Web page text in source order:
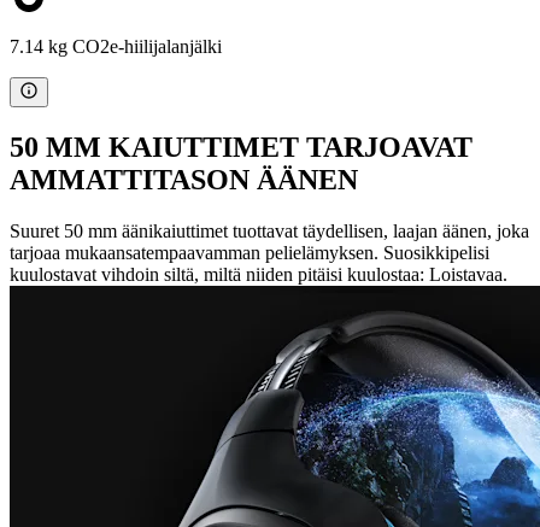
7.14 kg CO2e-hiilijalanjälki
50 MM KAIUTTIMET TARJOAVAT
AMMATTITASON ÄÄNEN
Suuret 50 mm äänikaiuttimet tuottavat täydellisen, laajan äänen, joka
tarjoaa mukaansatempaavamman pelielämyksen. Suosikkipelisi
kuulostavat vihdoin siltä, miltä niiden pitäisi kuulostaa: Loistavaa.